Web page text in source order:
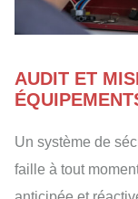
AUDIT ET
Un système de
faille à tout